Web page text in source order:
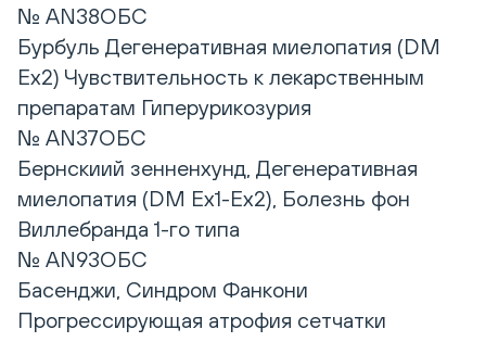
№ AN38ОБС
Бурбуль Дегенеративная миелопатия (DM
Ex2) Чувствительность к лекарственным
препаратам Гиперурикозурия
№ AN37ОБС
Бернскиий зенненхунд, Дегенеративная
миелопатия (DM Ex1-Ex2), Болезнь фон
Виллебранда 1-го типа
№ AN93ОБС
Басенджи, Синдром Фанкони
Прогрессирующая атрофия сетчатки